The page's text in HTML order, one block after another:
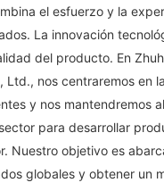
el esfuerzo y la
La innovación
del producto. En
Ltd., nos centraremos en
y nos mantendremos
para desarrollar
Nuestro objetivo es
globales y obtener un